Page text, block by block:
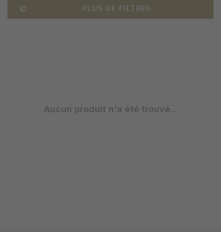
PLUS DE FILTRES
Aucun produit n'a été trouvé...